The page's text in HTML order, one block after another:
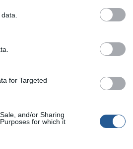
for Targeted
and/or Sharing
for which it
Η πορεία του μόλις
μέχρι που βγήκε στη
σκάφη του Λ.Σ, ενώ
του πλοίου.